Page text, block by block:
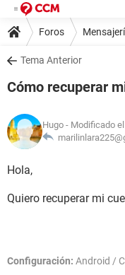
Foros
Tema Anterior
Cómo recuperar
Hugo - Modificado
Hola,
Quiero recuperar mi
Configuración: Android /